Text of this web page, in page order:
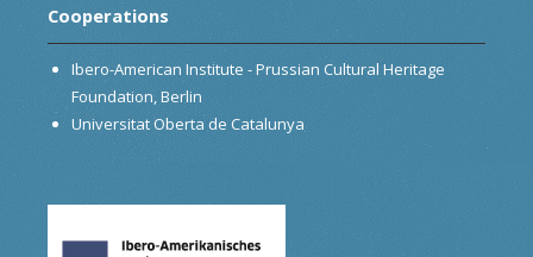
Cooperations
Ibero-American Institute - Prussian Cultural Heritage
Foundation, Berlin
Universitat Oberta de Catalunya